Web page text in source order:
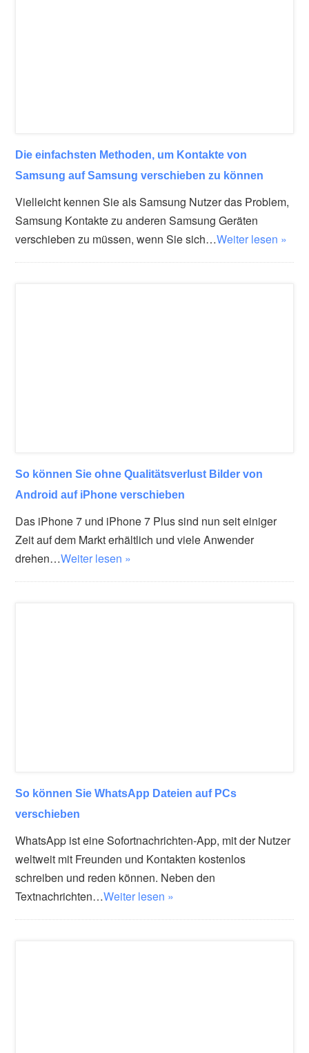
Die einfachsten Methoden, um Kontakte von
Samsung auf Samsung verschieben zu können
Vielleicht kennen Sie als Samsung Nutzer das Problem,
Samsung Kontakte zu anderen Samsung Geräten
verschieben zu müssen, wenn Sie sich…Weiter lesen »
So können Sie ohne Qualitätsverlust Bilder von
Android auf iPhone verschieben
Das iPhone 7 und iPhone 7 Plus sind nun seit einiger
Zeit auf dem Markt erhältlich und viele Anwender
drehen…Weiter lesen »
So können Sie WhatsApp Dateien auf PCs
verschieben
WhatsApp ist eine Sofortnachrichten-App, mit der Nutzer
weltweit mit Freunden und Kontakten kostenlos
schreiben und reden können. Neben den
Textnachrichten…Weiter lesen »